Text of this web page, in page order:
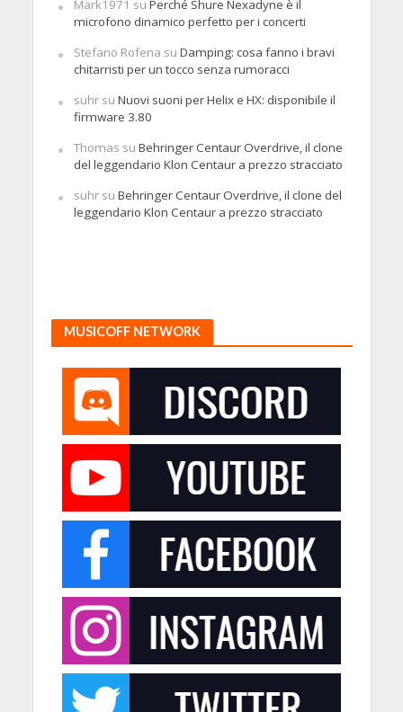
Mark1971 su Perché Shure Nexadyne è il
microfono dinamico perfetto per i concerti
Stefano Rofena su Damping: cosa fanno i bravi
chitarristi per un tocco senza rumoracci
suhrsu Nuovi suoni per Helix e HX: disponibile il
firmware 3.80
Thomas su Behringer Centaur Overdrive, il clone
del leggendario Klon Centaur a prezzo stracciato
suhrsu Behringer Centaur Overdrive, il clone del
leggendario Klon Centaur a prezzo stracciato
MUSICOFF NETWORK